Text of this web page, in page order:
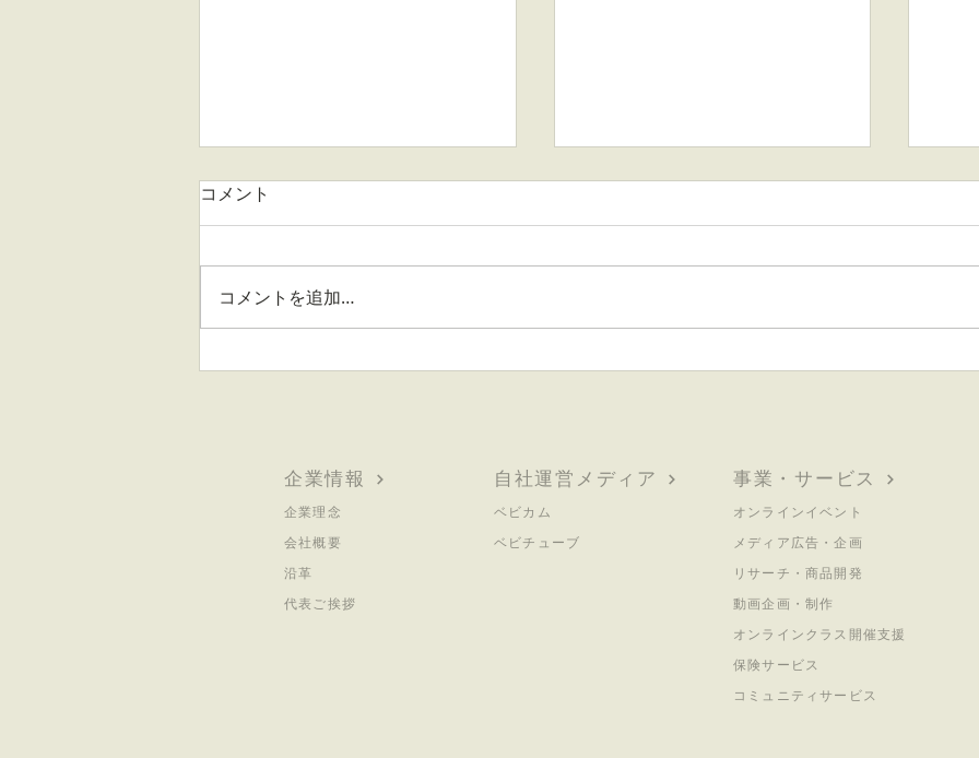
ン 〜 6月11日に記念イベン
トを開催 〜
イ
コメント
コメントを追加…
企業情報
企業理念
会社概要
自社運営メディア
ベビカム
ベビチューブ
沿革
代表ご挨拶
事業・サービス
オンラインイベント
メディア広告・企画
リサーチ・商品開発
動画企画・制作
オンラインクラス開催支援
保険サービス
コミュニティサービス